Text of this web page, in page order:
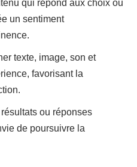
qui répond aux choix ou
un sentiment
texte, image, son et
favorisant la
résultats ou réponses
de poursuivre la